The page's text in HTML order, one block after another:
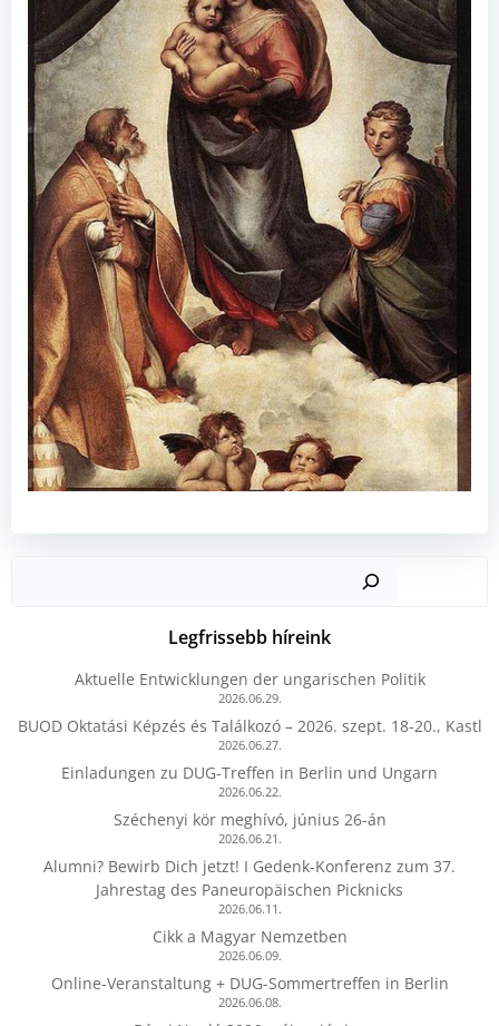
Legfrissebb híreink
Aktuelle Entwicklungen der ungarischen Politik
2026.06.29.
BUOD Oktatási Képzés és Találkozó – 2026. szept. 18-20., Kastl
2026.06.27.
Einladungen zu DUG-Treffen in Berlin und Ungarn
2026.06.22.
Széchenyi kör meghívó, június 26-án
2026.06.21.
Alumni? Bewirb Dich jetzt! I Gedenk-Konferenz zum 37.
Jahrestag des Paneuropäischen Picknicks
2026.06.11.
Cikk a Magyar Nemzetben
2026.06.09.
Online-Veranstaltung + DUG-Sommertreffen in Berlin
2026.06.08.